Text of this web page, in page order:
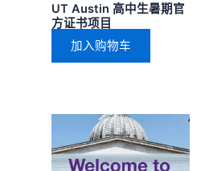
UT Austin 高中生暑期官
方证书项目
加入购物车